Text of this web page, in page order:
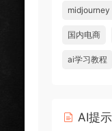
midjourney
国内电商
ai学习教程
AI提